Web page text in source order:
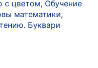
с цветом, Обучение
математики,
Буквари